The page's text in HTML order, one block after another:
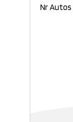
Nr Autos